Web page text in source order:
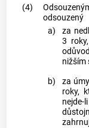
(4)
odsouzený
a)
za
3
nižším
b)
za
roky,
nejde-